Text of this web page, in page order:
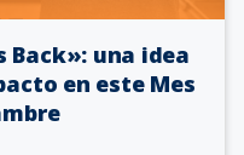
Back»: una idea
en este Mes